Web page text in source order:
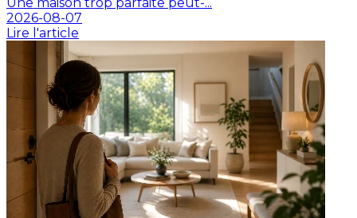
2026-08-07
Lire l'article